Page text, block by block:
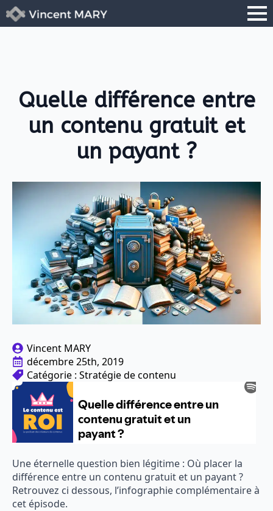
Quelle différence entre
un contenu gratuit et
un payant ?
Vincent MARY
décembre 25th, 2019
Catégorie : Stratégie de contenu
Une éternelle question bien légitime : Où placer la
différence entre un contenu gratuit et un payant ?
Retrouvez ci dessous, l’infographie complémentaire à
cet épisode.